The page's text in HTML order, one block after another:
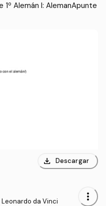
Alemán I: AlemanApunte
download Descargar
Leonardo da Vinci more_vert